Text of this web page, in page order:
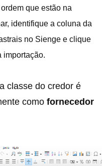
ordem que estão na
identifique a coluna da
no Sienge e clique
importação.
classe do credor é
como fornecedor